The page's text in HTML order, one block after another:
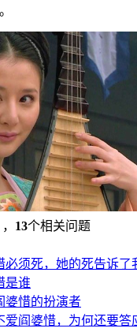
13个相关问题
必须死，她的死告诉了
是谁
婆惜的扮演者
爱阎婆惜，为何还要答